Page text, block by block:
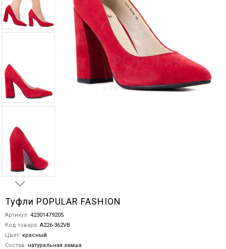
Туфли POPULAR FASHION
Артикул: 42301479205
Код товара: A226-362VB
Цвет: красный
Состав: натуральная замша